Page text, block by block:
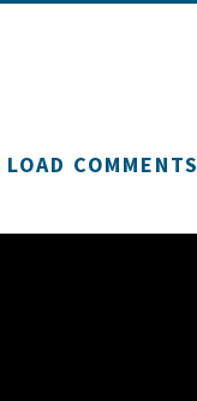
LOAD COMMENTS